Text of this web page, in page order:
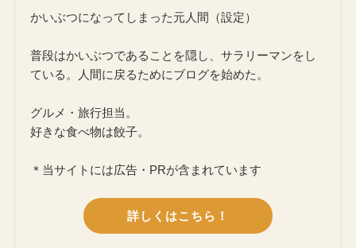
かいぶつになってしまった元人間（設定）
普段はかいぶつであることを隠し、サラリーマンをし
ている。人間に戻るためにブログを始めた。
グルメ・旅行担当。
好きな食べ物は餃子。
＊当サイトには広告・PRが含まれています
詳しくはこちら！